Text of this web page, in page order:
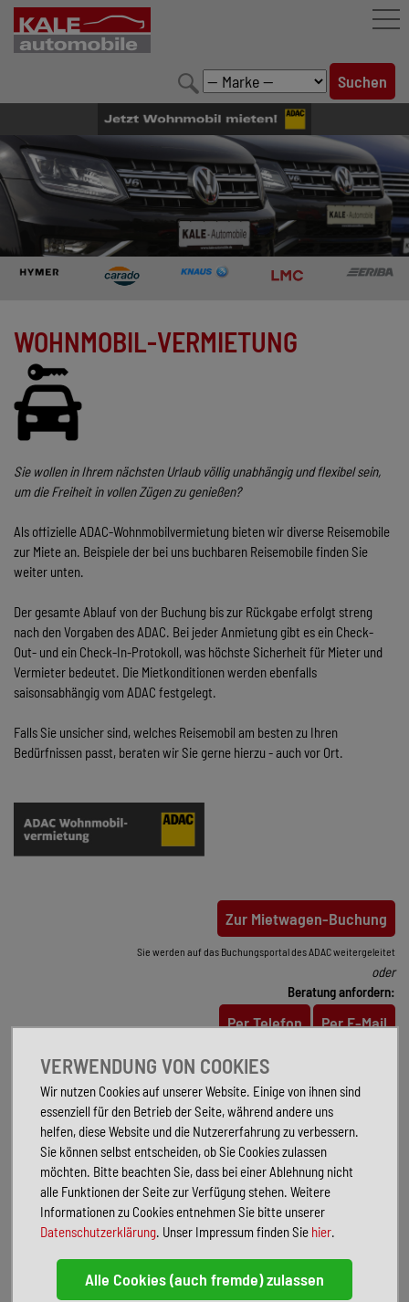
FAHRZEUGBESTAND
LEISTUNGEN
KONFIGURATOR
MARKENWELT
UNTERNEHMEN
WOHNMOBIL-VERMIETUNG
Sie wollen in Ihrem nächsten Urlaub völlig unabhängig und flexibel sein,
um die Freiheit in vollen Zügen zu genießen?
Als offizielle ADAC-Wohnmobilvermietung bieten wir diverse Reisemobile
zur Miete an. Beispiele der bei uns buchbaren Reisemobile finden Sie
weiter unten.
Der gesamte Ablauf von der Buchung bis zur Rückgabe erfolgt streng
nach den Vorgaben des ADAC. Bei jeder Anmietung gibt es ein Check-
Out- und ein Check-In-Protokoll, was höchste Sicherheit für Mieter und
Vermieter bedeutet. Die Mietkonditionen werden ebenfalls
saisonsabhängig vom ADAC festgelegt.
Falls Sie unsicher sind, welches Reisemobil am besten zu Ihren
Bedürfnissen passt, beraten wir Sie gerne hierzu - auch vor Ort.
Zur Mietwagen-Buchung
Sie werden auf das Buchungsportal des ADAC weitergeleitet
oder
Beratung anfordern:
Per Telefon Per E-Mail
MERKMALE*
Zahlungsmethoden: online, Karte oder bar
Mindestmietdauer: 6 Tage
1.500€ Selbstbeteiligung / Kaution
Tankregelung: voll / voll
Europaweites Reisen erlaubt
optional: Tisch + 2 Stühle für 39€
* Bitte beachten Sie, dass Ihr persönliches Mietangebot unter Umständen abweichende
VERWENDUNG VON COOKIES
Wir nutzen Cookies auf unserer Website. Einige von ihnen sind
essenziell für den Betrieb der Seite, während andere uns
helfen, diese Website und die Nutzererfahrung zu verbessern.
Sie können selbst entscheiden, ob Sie Cookies zulassen
möchten. Bitte beachten Sie, dass bei einer Ablehnung nicht
alle Funktionen der Seite zur Verfügung stehen. Weitere
Informationen zu Cookies entnehmen Sie bitte unserer
Datenschutzerklärung. Unser Impressum finden Sie hier.